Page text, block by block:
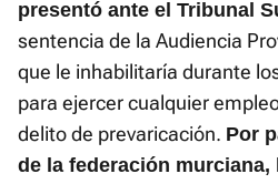
presentó ante el Tribunal
sentencia de la Audiencia
que le inhabilitaría durante
para ejercer cualquier
delito de prevaricación. Por
de la federación